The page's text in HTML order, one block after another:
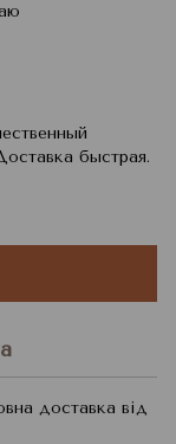
быстрая.
доставка від